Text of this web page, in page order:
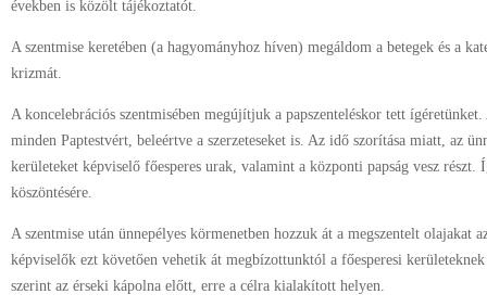
években is közölt tájékoztatót.
A szentmise keretében (a hagyományhoz híven) megáldom a betegek és a
krizmát.
A koncelebrációs szentmisében megújítjuk a papszenteléskor tett
minden Paptestvért, beleértve a szerzeteseket is. Az idő szorítása miatt, az
kerületeket képviselő főesperes urak, valamint a központi papság vesz
köszöntésére.
A szentmise után ünnepélyes körmenetben hozzuk át a megszentelt olajakat
képviselők ezt követően vehetik át megbízottunktól a főesperesi
szerint az érseki kápolna előtt, erre a célra kialakított helyen.